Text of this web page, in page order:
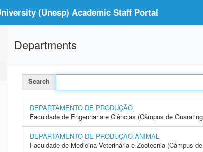
(Unesp) Academic Staff Portal
Departments
Search
DEPARTAMENTO DE PRODUÇÃO
Faculdade de Engenharia e Ciências (Câmpus de
DEPARTAMENTO DE PRODUÇÃO ANIMAL
Faculdade de Medicina Veterinária e Zootecnia (Câmpus